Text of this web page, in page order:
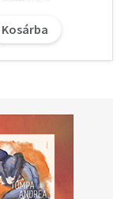
Kosárba